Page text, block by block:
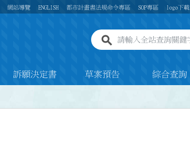
網站導覽 ENGLISH 都市計畫書法規命令專區 SOP專區 logo下載
全站查詢關鍵字欄位
訴願決定書 草案預告 綜合查詢